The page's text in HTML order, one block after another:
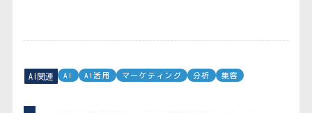
AI関連 AI AI活用 マーケティング 分析 集客